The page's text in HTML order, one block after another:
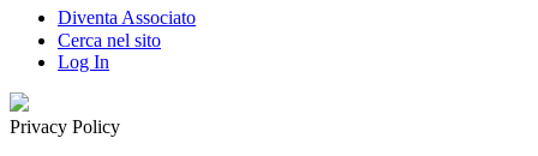
Diventa Associato
Cerca nel sito
Log In
Privacy Policy